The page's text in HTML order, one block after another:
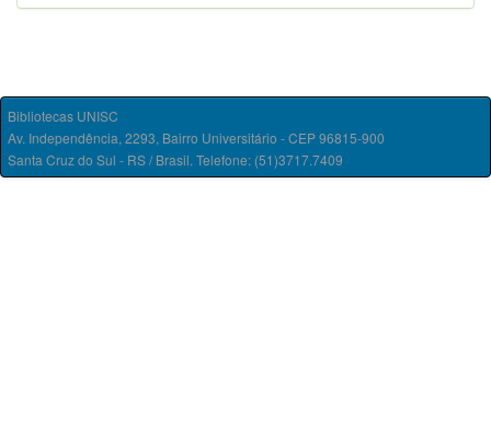
Bibliotecas UNISC
Av. Independência, 2293, Bairro Universitário - CEP 96815-900
Santa Cruz do Sul - RS / Brasil. Telefone: (51)3717.7409